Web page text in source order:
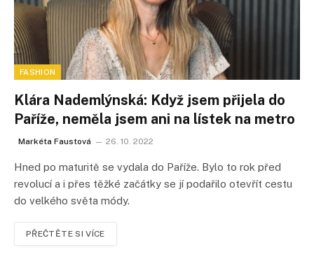
FASHION
Klára Nademlýnská: Když jsem přijela do
Paříže, neměla jsem ani na lístek na metro
Markéta Faustová 26. 10. 2022
Hned po maturitě se vydala do Paříže. Bylo to rok před
revolucí a i přes těžké začátky se jí podařilo otevřít cestu
do velkého světa módy.
PŘEČTĚTE SI VÍCE